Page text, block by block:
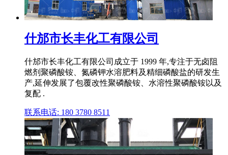
什邡市长丰化工有限公司
什邡市长丰化工有限公司成立于 1999 年,专注于无卤阻
燃剂聚磷酸铵、氮磷钾水溶肥料及精细磷酸盐的研发生
产,延伸发展了包覆改性聚磷酸铵、水溶性聚磷酸铵以及
复配 .
联系电话: 180 3780 8511